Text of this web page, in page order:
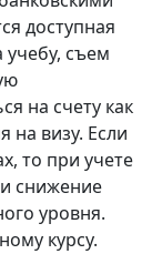
доступная
учебу, съем
на счету как
на визу. Если
, то при учете
снижение
уровня.
курсу.